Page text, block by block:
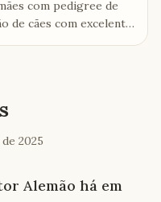
com pedigree de
de cães com excelente
2025
Alemão há em